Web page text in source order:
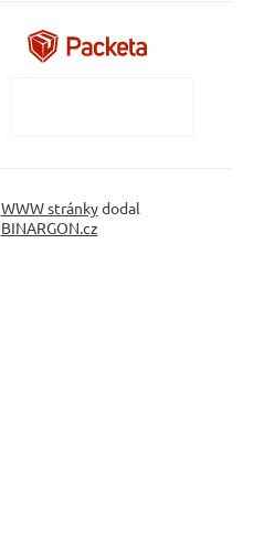
WWW stránkydodal
BINARGON.cz